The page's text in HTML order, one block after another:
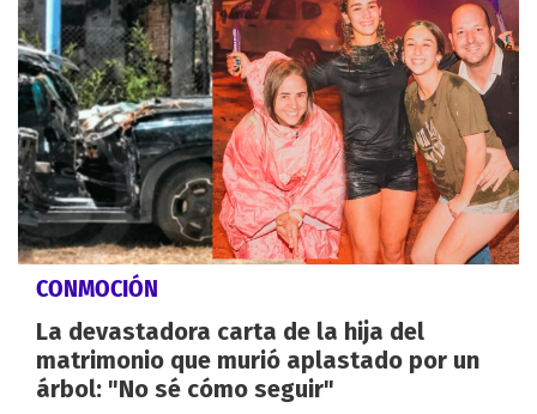
CONMOCIÓN
La devastadora carta de la hija del
matrimonio que murió aplastado por un
árbol: "No sé cómo seguir"